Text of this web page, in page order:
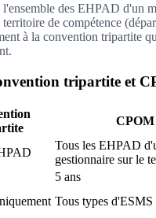
des EHPAD d'un
de compétence
à la convention tripartite
tripartite et
CPOM
Tous les EHPAD
gestionnaire sur le
5 ans
Tous types d'ESMS